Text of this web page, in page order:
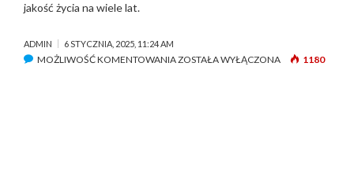
jakość życia na wiele lat.
ADMIN 6 STYCZNIA, 2025, 11:24 AM
MOŻLIWOŚĆ KOMENTOWANIAJ
ZOSTAŁA WYŁĄCZONA 1180